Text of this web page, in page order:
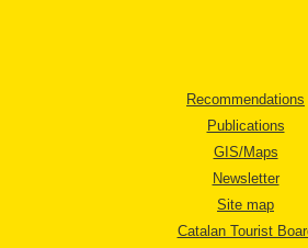
Recommendations
Publications
GIS/Maps
Newsletter
Site map
Catalan Tourist